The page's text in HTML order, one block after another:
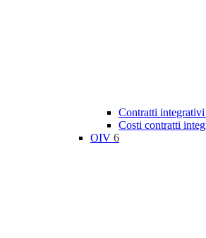
Contratti integrativi
Costi contratti
OIV 6